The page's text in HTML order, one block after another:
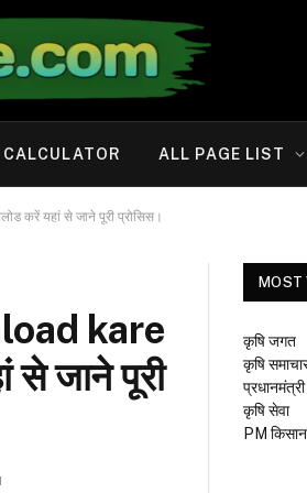
CALCULATOR ALL PAGE LIST
करें यहां से जाने पूरी प्रोसिस।
kare
से जाने पूरी
MOST
कृषि जगत
कृषि
कृषि सेवा
PM